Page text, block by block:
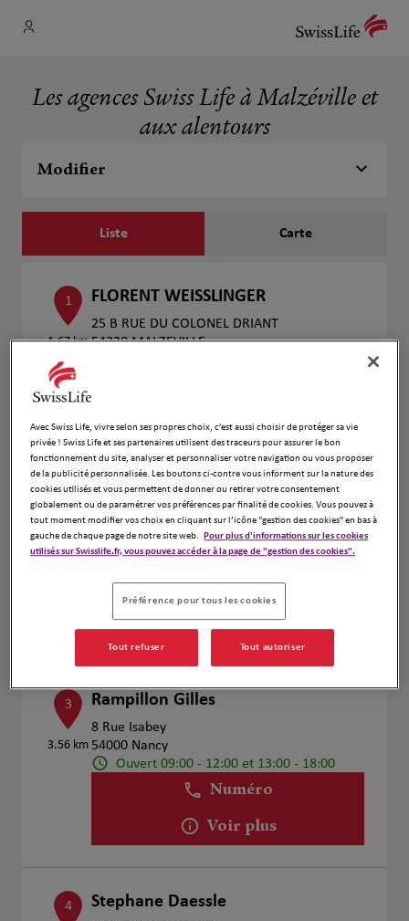
Les agences Swiss Life à Malzéville et
aux alentours
Modifier
Liste Carte
1
1.67 km
FLORENT WEISSLINGER
25 B RUE DU COLONEL DRIANT
54220 MALZEVILLE
Voir plus
2
3.47 km
Vanessa LE BERT
39 Rue des Tiercelins
54000 NANCY
Ouvert 09:00 - 12:00 et 13:00 - 18:00
Numéro
Voir plus
3
3.56 km
Rampillon Gilles
8 Rue Isabey
54000 Nancy
Ouvert 09:00 - 12:00 et 13:00 - 18:00
Numéro
Voir plus
4 Stephane Daessle
Avec Swiss Life, vivre selon ses propres choix, c’est aussi choisir de protéger sa vie
privée ! Swiss Life et ses partenaires utilisent des traceurs pour assurer le bon
fonctionnement du site, analyser et personnaliser votre navigation ou vous proposer
de la publicité personnalisée. Les boutons ci-contre vous informent sur la nature des
cookies utilisés et vous permettent de donner ou retirer votre consentement
globalement ou de paramétrer vos préférences par finalité de cookies. Vous pouvez à
tout moment modifier vos choix en cliquant sur l’icône "gestion des cookies" en bas à
gauche de chaque page de notre site web.
Pour plus d'informations sur les cookies
utilisés sur Swisslife.fr, vous pouvez accéder à la page de "gestion des cookies".
Préférence pour tous les cookies
Tout refuser Tout autoriser